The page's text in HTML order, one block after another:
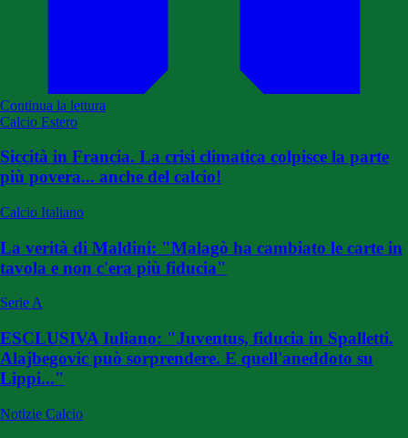
Continua la lettura
Calcio Estero
Siccità in Francia. La crisi climatica colpisce la parte
più povera... anche del calcio!
Calcio Italiano
La verità di Maldini: "Malagò ha cambiato le carte in
tavola e non c'era più fiducia"
Serie A
ESCLUSIVA Iuliano: "Juventus, fiducia in Spalletti.
Alajbegovic può sorprendere. E quell'aneddoto su
Lippi..."
Notizie Calcio